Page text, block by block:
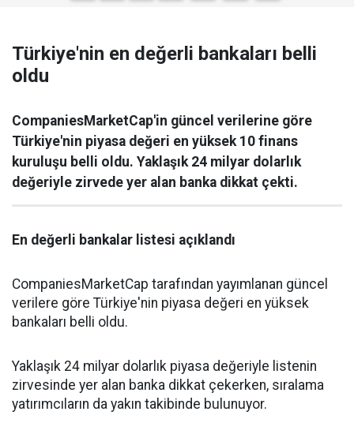
Türkiye'nin en değerli bankaları belli
oldu
CompaniesMarketCap'in güncel verilerine göre
Türkiye'nin piyasa değeri en yüksek 10 finans
kuruluşu belli oldu. Yaklaşık 24 milyar dolarlık
değeriyle zirvede yer alan banka dikkat çekti.
En değerli bankalar listesi açıklandı
CompaniesMarketCap tarafından yayımlanan güncel
verilere göre Türkiye'nin piyasa değeri en yüksek
bankaları belli oldu.
Yaklaşık 24 milyar dolarlık piyasa değeriyle listenin
zirvesinde yer alan banka dikkat çekerken, sıralama
yatırımcıların da yakın takibinde bulunuyor.